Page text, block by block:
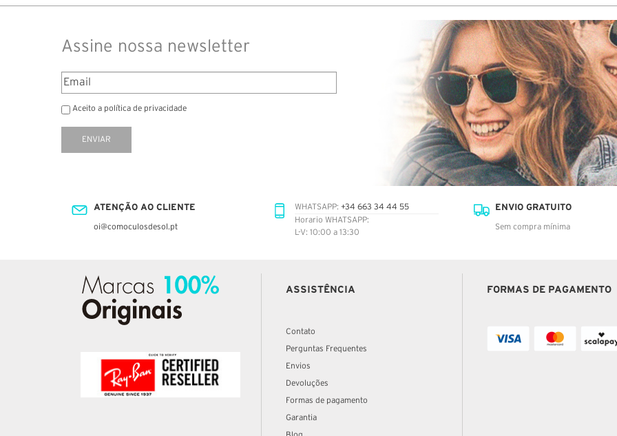
Assine nossa newsletter
Aceito a política de privacidade
ENVIAR
ATENÇÃO AO CLIENTE
oi@comoculosdesol.pt
WHATSAPP: +34 663 34 44 55
Horario WHATSAPP:
L-V: 10:00 a 13:30
ENVIO GRATUITO
Sem compra mínima
ASSISTÊNCIA
Contato
Perguntas Frequentes
Envios
Devoluções
Formas de pagamento
Garantia
FORMAS DE PAGAMENTO